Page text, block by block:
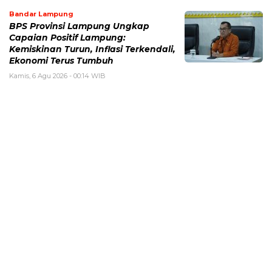
Bandar Lampung
BPS Provinsi Lampung Ungkap
Capaian Positif Lampung:
Kemiskinan Turun, Inflasi Terkendali,
Ekonomi Terus Tumbuh
Kamis, 6 Agu 2026 - 00:14 WIB